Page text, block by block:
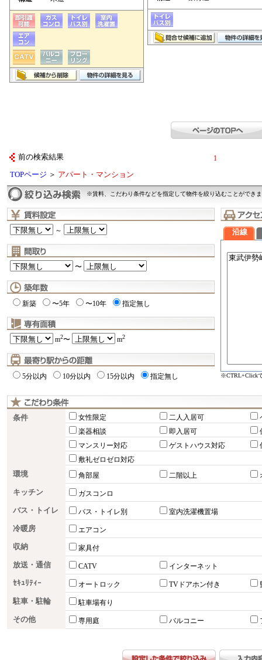
前の検索結果 1
TOPページ ＞ アパート・マンション
※賃料、こだわり条件などを指定して物件を絞り込むことができ
～
〜
新築 〜5年 〜10年 指定無し
m2〜 m2
5分以内 10分以内 15分以内 指定無し
沿線
※CTRL+Click
条件 女性限定 二人入居可
楽器相談
即入居可
マンスリー対応
ゲストハウス対応
敷礼ゼロゼロ対応
環境 角部屋 二階以上
キッチン ガスコンロ
バス・トイレ バス・トイレ別 室内洗濯機置場
冷暖房 エアコン
収納 家具付
放送・通信 CATV インターネット
ｾｷｭﾘﾃｨｰ オートロック TVドアホン付き
駐車・駐輪 駐車場有り
その他 専用庭 バルコニー